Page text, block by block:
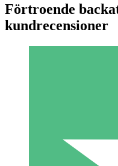
Betala per
Förtroende
kundrecensioner